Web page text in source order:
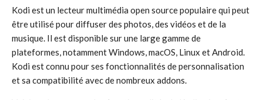
Kodi est un lecteur multimédia open source populaire qui peut
être utilisé pour diffuser des photos, des vidéos et de la
musique. Il est disponible sur une large gamme de
plateformes, notamment Windows, macOS, Linux et Android.
Kodi est connu pour ses fonctionnalités de personnalisation
et sa compatibilité avec de nombreux addons.